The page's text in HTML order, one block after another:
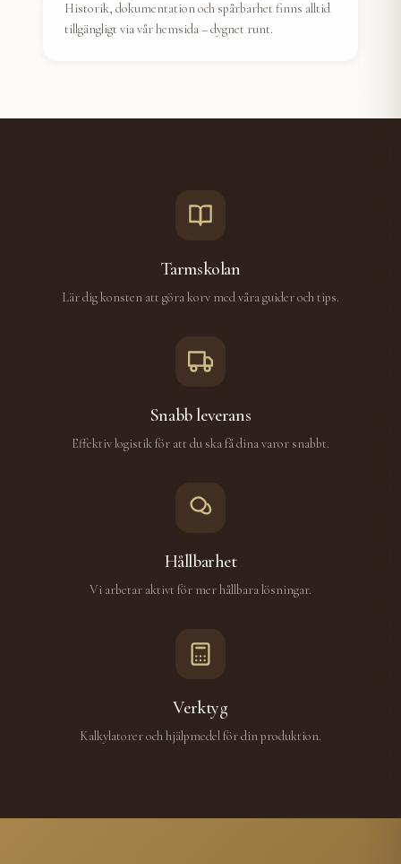
Historik, dokumentation och spårbarhet finns alltid
tillgängligt via vår hemsida – dygnet runt.
Tarmskolan
Lär dig konsten att göra korv med våra guider och tips.
Snabb leverans
Effektiv logistik för att du ska få dina varor snabbt.
Hållbarhet
Vi arbetar aktivt för mer hållbara lösningar.
Verktyg
Kalkylatorer och hjälpmedel för din produktion.